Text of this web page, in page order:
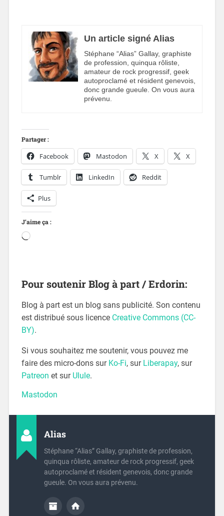
Un article signé Alias
Stéphane “Alias” Gallay, graphiste
de profession, quinqua rôliste,
amateur de rock progressif, geek
autoproclamé et résident genevois,
donc grande gueule. On vous aura
prévenu.
Partager :
Facebook Mastodon X X
Tumblr LinkedIn Reddit
Plus
J’aime ça :
Pour soutenir Blog à part / Erdorin:
Blog à part est un blog sans publicité. Son contenu
est distribué sous licence Creative Commons (CC-
BY).
Si vous souhaitez me soutenir, vous pouvez me
faire des micro-dons sur Ko-Fi, sur Liberapay, sur
Patreon et sur Ulule.
Mastodon
Alias
Stéphane “Alias” Gallay, graphiste de profession,
quinqua rôliste, amateur de rock progressif, geek
autoproclamé et résident genevois, donc grande
gueule. On vous aura prévenu.